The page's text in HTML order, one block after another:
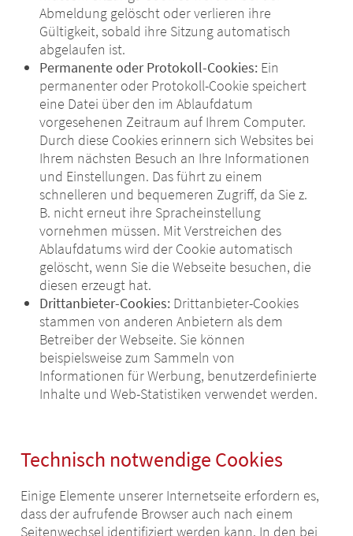
Abmeldung gelöscht oder verlieren ihre
Gültigkeit, sobald ihre Sitzung automatisch
abgelaufen ist.
Permanente oder Protokoll-Cookies: Ein
permanenter oder Protokoll-Cookie speichert
eine Datei über den im Ablaufdatum
vorgesehenen Zeitraum auf Ihrem Computer.
Durch diese Cookies erinnern sich Websites bei
Ihrem nächsten Besuch an Ihre Informationen
und Einstellungen. Das führt zu einem
schnelleren und bequemeren Zugriff, da Sie z.
B. nicht erneut ihre Spracheinstellung
vornehmen müssen. Mit Verstreichen des
Ablaufdatums wird der Cookie automatisch
gelöscht, wenn Sie die Webseite besuchen, die
diesen erzeugt hat.
Drittanbieter-Cookies: Drittanbieter-Cookies
stammen von anderen Anbietern als dem
Betreiber der Webseite. Sie können
beispielsweise zum Sammeln von
Informationen für Werbung, benutzerdefinierte
Inhalte und Web-Statistiken verwendet werden.
Technisch notwendige Cookies
Einige Elemente unserer Internetseite erfordern es,
dass der aufrufende Browser auch nach einem
Seitenwechsel identifiziert werden kann. In den bei